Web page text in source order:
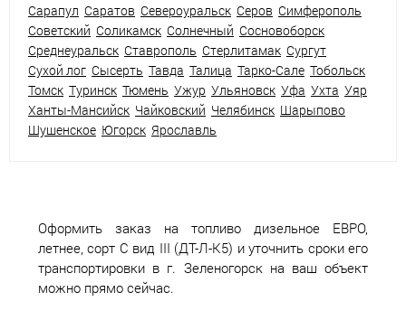
Сарапул Саратов Североуральск Серов Симферополь
Советский Соликамск Солнечный Сосновоборск
Среднеуральск Ставрополь Стерлитамак Сургут
Сухой лог Сысерть Тавда Талица Тарко-Сале Тобольск
Томск Туринск Тюмень Ужур Ульяновск Уфа Ухта Уяр
Ханты-Мансийск Чайковский Челябинск Шарыпово
Шушенское Югорск Ярославль
Оформить заказ на топливо дизельное ЕВРО,
летнее, сорт С вид III (ДТ-Л-К5) и уточнить сроки его
транспортировки в г. Зеленогорск на ваш объект
можно прямо сейчас.